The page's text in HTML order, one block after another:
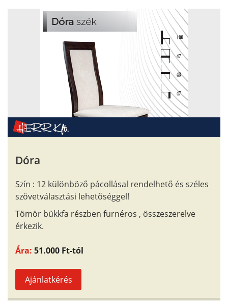
Dóra
Szín : 12 különböző pácollásal rendelhető és széles
szövetválasztási lehetőséggel!
Tömör bükkfa részben furnéros , összeszerelve
érkezik.
Ára: 51.000 Ft-tól
Ajánlatkérés